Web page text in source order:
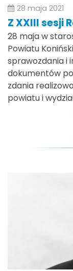
28 maja 2021
Z XXIII sesji
28 maja w
Powiatu
sprawozdania i
dokumentów
zdania
powiatu i